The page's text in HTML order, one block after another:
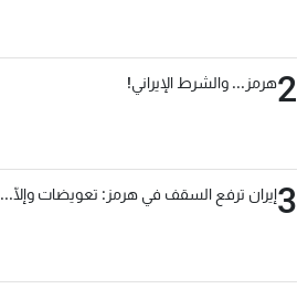
2هرمز... والشرط الإيراني!
3إيران ترفع السقف في هرمز: تعويضات وإلّا...